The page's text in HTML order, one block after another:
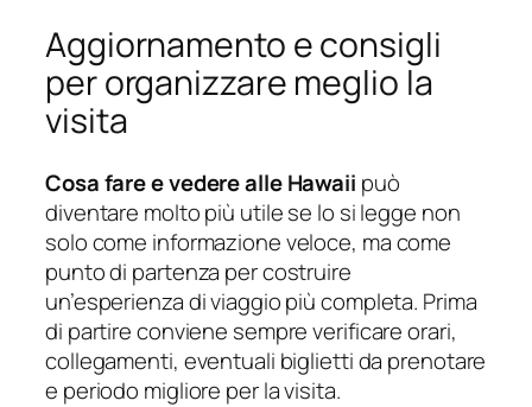
Aggiornamento e consigli
per organizzare meglio la
visita
Cosa fare e vedere alle Hawaii può
diventare molto più utile se lo si legge non
solo come informazione veloce, ma come
punto di partenza per costruire
un’esperienza di viaggio più completa. Prima
di partire conviene sempre verificare orari,
collegamenti, eventuali biglietti da prenotare
e periodo migliore per la visita.